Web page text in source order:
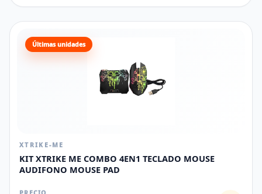
Últimas unidades
XTRIKE-ME
KIT XTRIKE ME COMBO 4EN1 TECLADO MOUSE
AUDIFONO MOUSE PAD